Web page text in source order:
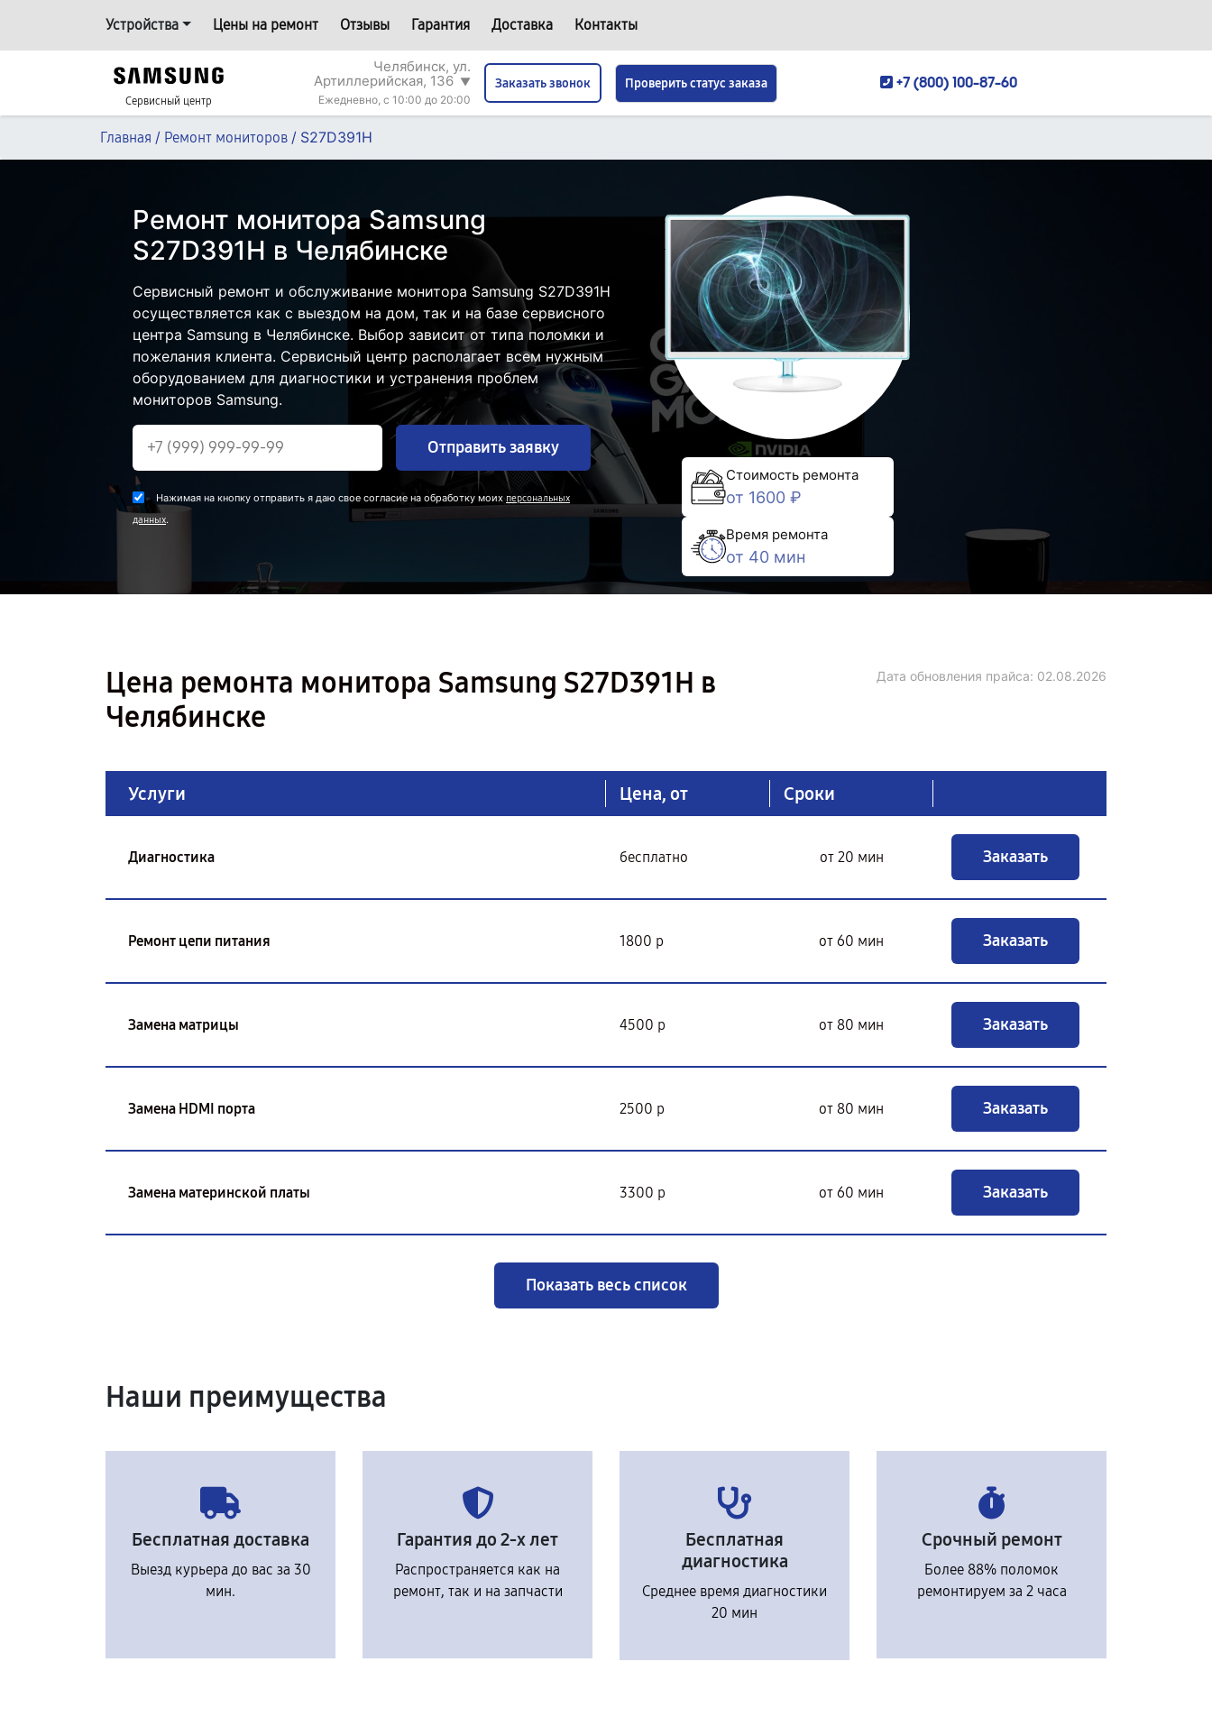
Устройства Цены на ремонт Отзывы Гарантия Доставка Контакты
Сервисный центр
Челябинск, ул.
Артиллерийская, 136 ▼
Ежедневно, с 10:00 до 20:00
Заказать звонок Проверить статус заказа +7 (800) 100-87-60
Главная / Ремонт мониторов / S27D391H
Ремонт монитора Samsung
S27D391H в Челябинске
Сервисный ремонт и обслуживание монитора Samsung S27D391H
осуществляется как с выездом на дом, так и на базе сервисного
центра Samsung в Челябинске. Выбор зависит от типа поломки и
пожелания клиента. Сервисный центр располагает всем нужным
оборудованием для диагностики и устранения проблем
мониторов Samsung.
Отправить заявку
Нажимая на кнопку отправить я даю свое согласие на обработку моихперсональных
данных.
Стоимость ремонта
от 1600 ₽
Время ремонта
от 40 мин
Цена ремонта монитора Samsung S27D391H в
Челябинске
Дата обновления прайса: 02.08.2026
Услуги Цена, от Сроки
Диагностика бесплатно от 20 мин Заказать
Ремонт цепи питания 1800 р от 60 мин Заказать
Замена матрицы 4500 р от 80 мин Заказать
Замена HDMI порта 2500 р от 80 мин Заказать
Замена материнской платы 3300 р от 60 мин Заказать
Показать весь список
Наши преимущества
Бесплатная доставка
Выезд курьера до вас за 30
мин.
Гарантия до 2-х лет
Распространяется как на
ремонт, так и на запчасти
Бесплатная
диагностика
Среднее время диагностики
20 мин
Срочный ремонт
Более 88% поломок
ремонтируем за 2 часа